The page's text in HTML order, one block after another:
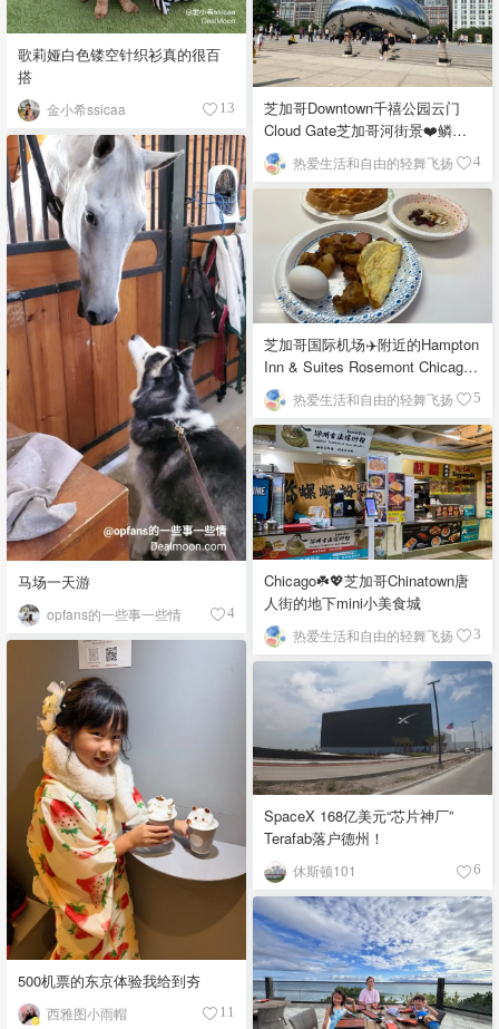
歌莉娅白色镂空针织衫真的很百
搭
金小希ssicaa 13
芝加哥Downtown千禧公园云门
Cloud Gate芝加哥河街景❤️鳞次
栉比的高楼
热爱生活和自由的轻舞飞扬 4
马场一天游
opfans的一些事一些情 4
芝加哥国际机场✈️附近的Hampton
Inn & Suites Rosemont Chicago
O'Hare自助早餐
热爱生活和自由的轻舞飞扬 5
Chicago☘️💖芝加哥Chinatown唐
人街的地下mini小美食城
热爱生活和自由的轻舞飞扬 3
500机票的东京体验我给到夯
西雅图小雨帽 11
SpaceX 168亿美元“芯片神厂”
Terafab落户德州！
休斯顿101 6